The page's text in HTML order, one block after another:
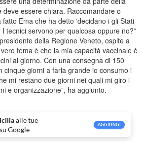
deve essere chiara. Raccomandare o
Ema che ha detto ‘decidano i gli Stati
tecnici servono per qualcosa oppure no?”
della Regione Veneto, ospite a
vero tema è che la mia capacità vaccinale è
al giorno. Con una consegna di 150
cinque giorni a farla grande io consumo i
mi restano due giorni nei quali mi giro i
e organizzazione”, ha aggiunto.
alle tue
su Google
AGGIUNGI